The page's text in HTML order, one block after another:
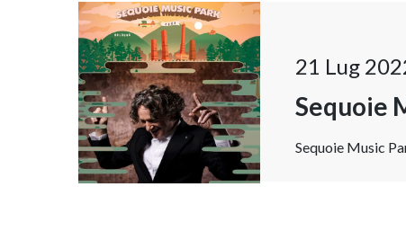
21 Lug
Sequoie
Sequoie Music